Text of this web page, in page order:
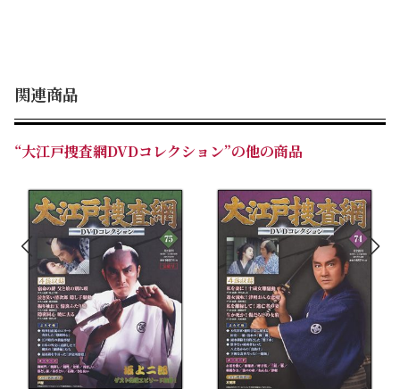
関連商品
“大江戸捜査網DVDコレクション”の他の商品